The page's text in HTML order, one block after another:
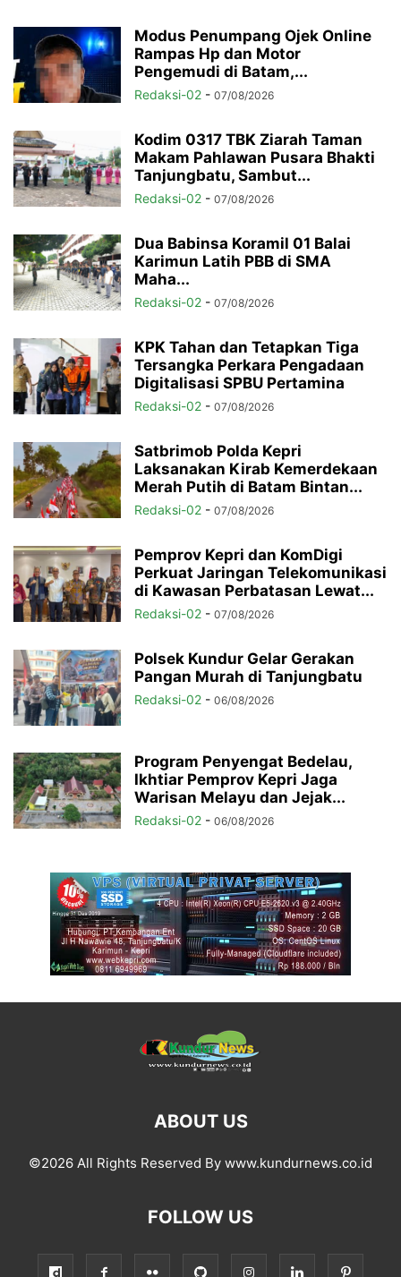
Modus Penumpang Ojek Online
Rampas Hp dan Motor
Pengemudi di Batam,...
Redaksi-02 - 07/08/2026
Kodim 0317 TBK Ziarah Taman
Makam Pahlawan Pusara Bhakti
Tanjungbatu, Sambut...
Redaksi-02 - 07/08/2026
Dua Babinsa Koramil 01 Balai
Karimun Latih PBB di SMA
Maha...
Redaksi-02 - 07/08/2026
KPK Tahan dan Tetapkan Tiga
Tersangka Perkara Pengadaan
Digitalisasi SPBU Pertamina
Redaksi-02 - 07/08/2026
Satbrimob Polda Kepri
Laksanakan Kirab Kemerdekaan
Merah Putih di Batam Bintan...
Redaksi-02 - 07/08/2026
Pemprov Kepri dan KomDigi
Perkuat Jaringan Telekomunikasi
di Kawasan Perbatasan Lewat...
Redaksi-02 - 07/08/2026
Polsek Kundur Gelar Gerakan
Pangan Murah di Tanjungbatu
Redaksi-02 - 06/08/2026
Program Penyengat Bedelau,
Ikhtiar Pemprov Kepri Jaga
Warisan Melayu dan Jejak...
Redaksi-02 - 06/08/2026
ABOUT US
©2026 All Rights Reserved By www.kundurnews.co.id
FOLLOW US